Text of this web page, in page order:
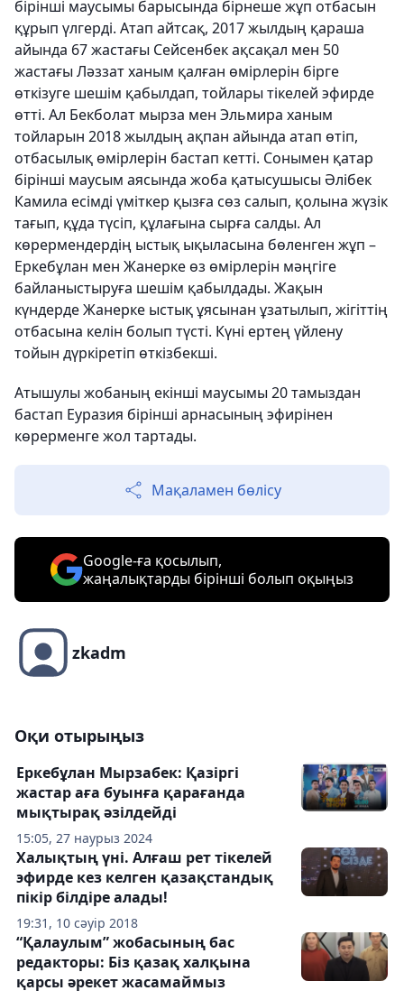
бірінші маусымы барысында бірнеше жұп отбасын
құрып үлгерді. Атап айтсақ, 2017 жылдың қараша
айында 67 жастағы Сейсенбек ақсақал мен 50
жастағы Ләззат ханым қалған өмірлерін бірге
өткізуге шешім қабылдап, тойлары тікелей эфирде
өтті. Ал Бекболат мырза мен Эльмира ханым
тойларын 2018 жылдың ақпан айында атап өтіп,
отбасылық өмірлерін бастап кетті. Сонымен қатар
бірінші маусым аясында жоба қатысушысы Әлібек
Камила есімді үміткер қызға сөз салып, қолына жүзік
тағып, құда түсіп, құлағына сырға салды. Ал
көрермендердің ыстық ықыласына бөленген жұп –
Еркебұлан мен Жанерке өз өмірлерін мәңгіге
байланыстыруға шешім қабылдады. Жақын
күндерде Жанерке ыстық ұясынан ұзатылып, жігіттің
отбасына келін болып түсті. Күні ертең үйлену
тойын дүркіретіп өткізбекші.
Атышулы жобаның екінші маусымы 20 тамыздан
бастап Еуразия бірінші арнасының эфирінен
көрерменге жол тартады.
Мақаламен бөлісу
Google-ға қосылып,
жаңалықтарды бірінші болып оқыңыз
zkadm
Оқи отырыңыз
15:05, 27 наурыз 2024
Еркебұлан Мырзабек: Қазіргі
жастар аға буынға қарағанда
мықтырақ әзілдейді
19:31, 10 сәуір 2018
Халықтың үні. Алғаш рет тікелей
эфирде кез келген қазақстандық
пікір білдіре алады!
“Қалаулым” жобасының бас
редакторы: Біз қазақ халқына
қарсы әрекет жасамаймыз